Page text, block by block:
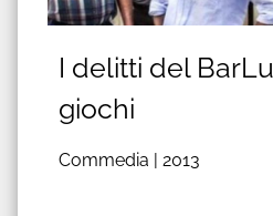
I delitti del
giochi
Commedia | 2013